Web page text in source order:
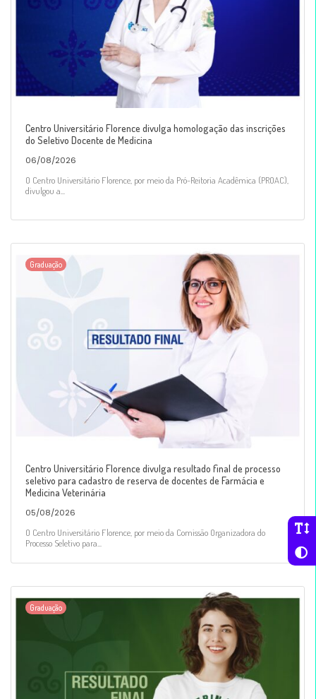
Centro Universitário Florence divulga homologação das inscrições
do Seletivo Docente de Medicina
06/08/2026
O Centro Universitário Florence, por meio da Pró-Reitoria Acadêmica (PROAC),
divulgou a...
Graduação
Centro Universitário Florence divulga resultado final de processo
seletivo para cadastro de reserva de docentes de Farmácia e
Medicina Veterinária
05/08/2026
O Centro Universitário Florence, por meio da Comissão Organizadora do
Processo Seletivo para...
Graduação